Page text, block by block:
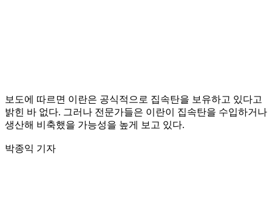
보도에 따르면 이란은 공식적으로 집속탄을 보유하고 있다고
밝힌 바 없다. 그러나 전문가들은 이란이 집속탄을 수입하거나
생산해 비축했을 가능성을 높게 보고 있다.
박종익 기자